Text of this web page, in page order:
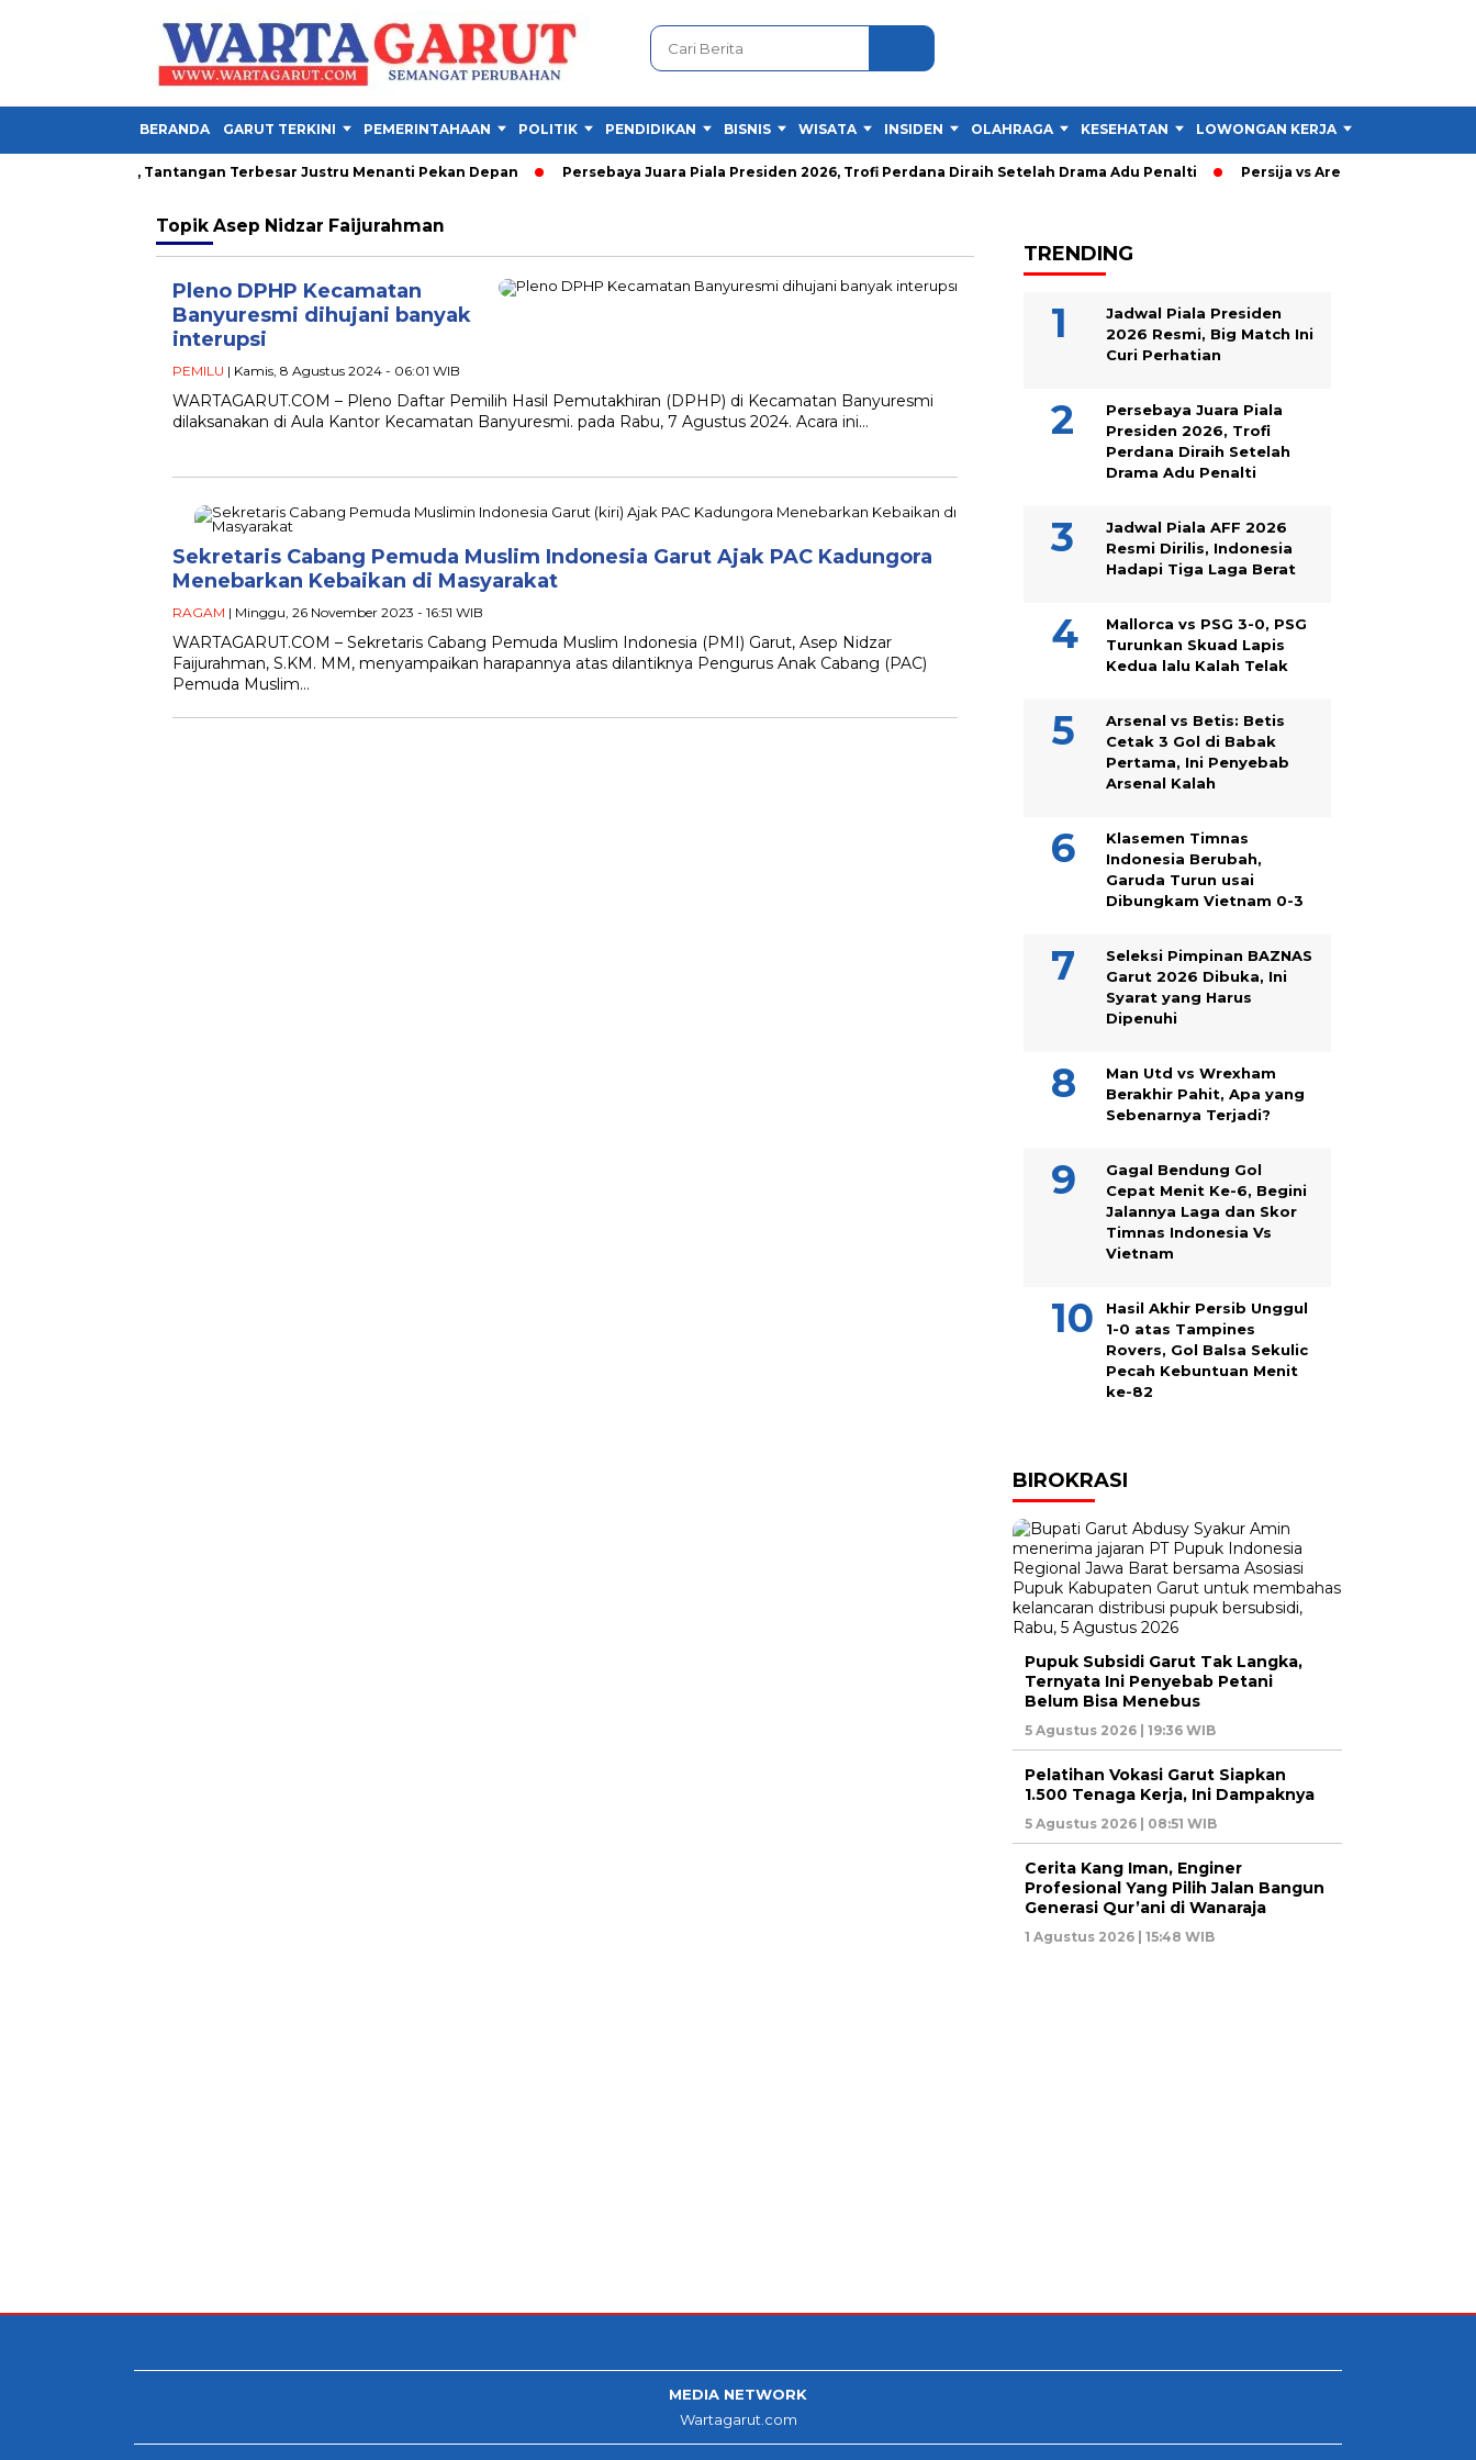
BERANDA GARUT TERKINI PEMERINTAHAAN POLITIK PENDIDIKAN BISNIS WISATA INSIDEN OLAHRAGA KESEHATAN LOWONGAN KERJA
Presiden 2026, Tantangan Terbesar Justru Menanti Pekan Depan Persebaya Juara Piala Presiden 2026, Trofi Perdana Diraih Setelah Drama Adu Penalti Persija vs Arema: Persija Menang
Topik Asep Nidzar Faijurahman
Pleno DPHP Kecamatan
Banyuresmi dihujani banyak
interupsi
PEMILU | Kamis, 8 Agustus 2024 - 06:01 WIB
WARTAGARUT.COM – Pleno Daftar Pemilih Hasil Pemutakhiran (DPHP) di Kecamatan Banyuresmi
dilaksanakan di Aula Kantor Kecamatan Banyuresmi. pada Rabu, 7 Agustus 2024. Acara ini…
Sekretaris Cabang Pemuda Muslim Indonesia Garut Ajak PAC Kadungora
Menebarkan Kebaikan di Masyarakat
RAGAM | Minggu, 26 November 2023 - 16:51 WIB
WARTAGARUT.COM – Sekretaris Cabang Pemuda Muslim Indonesia (PMI) Garut, Asep Nidzar
Faijurahman, S.KM. MM, menyampaikan harapannya atas dilantiknya Pengurus Anak Cabang (PAC)
Pemuda Muslim…
TRENDING
Jadwal Piala Presiden
2026 Resmi, Big Match Ini
Curi Perhatian
Persebaya Juara Piala
Presiden 2026, Trofi
Perdana Diraih Setelah
Drama Adu Penalti
Jadwal Piala AFF 2026
Resmi Dirilis, Indonesia
Hadapi Tiga Laga Berat
Mallorca vs PSG 3-0, PSG
Turunkan Skuad Lapis
Kedua lalu Kalah Telak
Arsenal vs Betis: Betis
Cetak 3 Gol di Babak
Pertama, Ini Penyebab
Arsenal Kalah
Klasemen Timnas
Indonesia Berubah,
Garuda Turun usai
Dibungkam Vietnam 0-3
Seleksi Pimpinan BAZNAS
Garut 2026 Dibuka, Ini
Syarat yang Harus
Dipenuhi
Man Utd vs Wrexham
Berakhir Pahit, Apa yang
Sebenarnya Terjadi?
Gagal Bendung Gol
Cepat Menit Ke-6, Begini
Jalannya Laga dan Skor
Timnas Indonesia Vs
Vietnam
Hasil Akhir Persib Unggul
1-0 atas Tampines
Rovers, Gol Balsa Sekulic
Pecah Kebuntuan Menit
ke-82
BIROKRASI
Pupuk Subsidi Garut Tak Langka,
Ternyata Ini Penyebab Petani
Belum Bisa Menebus
5 Agustus 2026 | 19:36 WIB
Pelatihan Vokasi Garut Siapkan
1.500 Tenaga Kerja, Ini Dampaknya
5 Agustus 2026 | 08:51 WIB
Cerita Kang Iman, Enginer
Profesional Yang Pilih Jalan Bangun
Generasi Qur’ani di Wanaraja
1 Agustus 2026 | 15:48 WIB
MEDIA NETWORK
Wartagarut.com